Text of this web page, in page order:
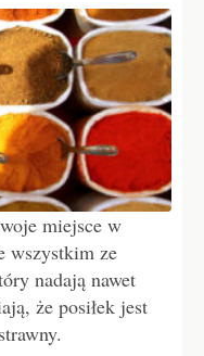
miejsce w
wszystkim ze
nadają nawet
że posiłek jest